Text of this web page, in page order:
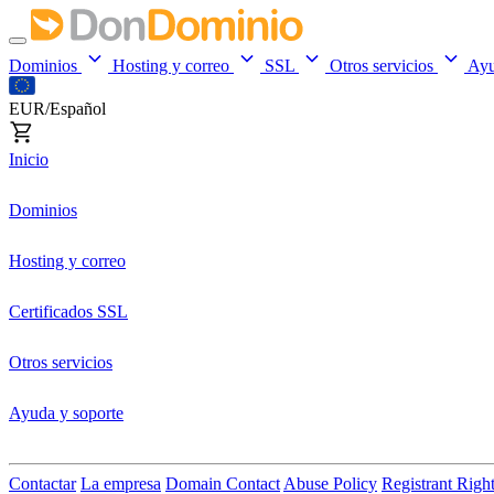
Dominios Hosting y correo SSL Otros servicios
EUR/Español
Inicio
Dominios
Hosting y correo
Certificados SSL
Otros servicios
Ayuda y soporte
Contactar La empresa Domain Contact Abuse Policy Registrant